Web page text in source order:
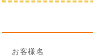
お客様名